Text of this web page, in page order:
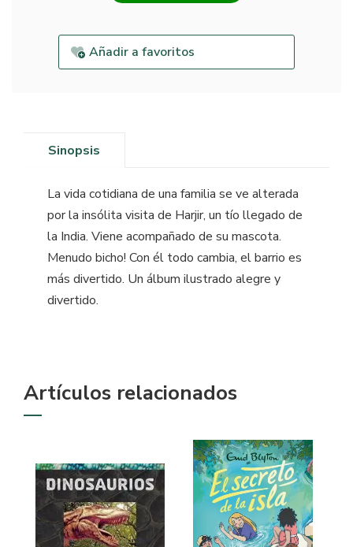
Añadir a favoritos
Sinopsis
La vida cotidiana de una familia se ve alterada
por la insólita visita de Harjir, un tío llegado de
la India. Viene acompañado de su mascota.
Menudo bicho! Con él todo cambia, el barrio es
más divertido. Un álbum ilustrado alegre y
divertido.
Artículos relacionados